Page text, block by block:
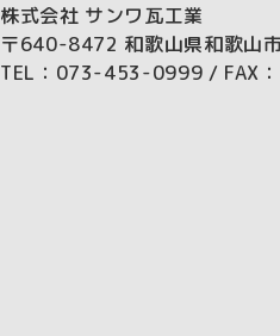
株式会社 サンワ瓦工業
〒640-8472 和歌山県和歌山
TEL：073-453-0999
FAX